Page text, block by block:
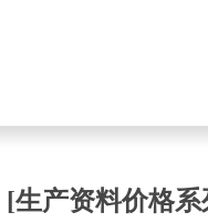
[生产资料价格